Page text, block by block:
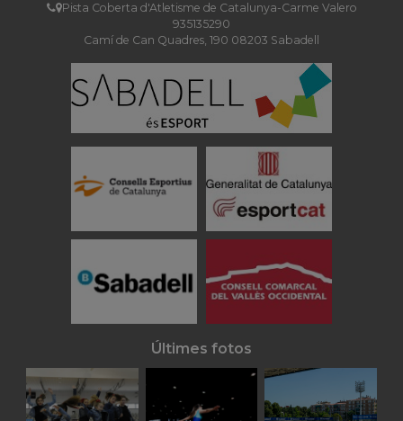
Pista Coberta d'Atletisme de Catalunya-Carme Valero
935135290
Camí de Can Quadres, 190 08203 Sabadell
Últimes fotos